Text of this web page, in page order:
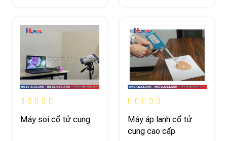
Máy soi cổ tử cung
Máy áp lạnh cổ tử
cung cao cấp